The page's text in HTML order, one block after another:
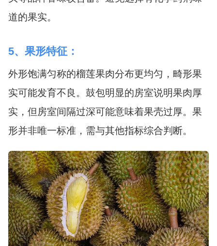
道的果实。
5、果形特征：
外形饱满匀称的榴莲果肉分布更均匀，畸形果
实可能发育不良。鼓包明显的房室说明果肉厚
实，但房室间隔过深可能意味着果壳过厚。果
形并非唯一标准，需与其他指标综合判断。